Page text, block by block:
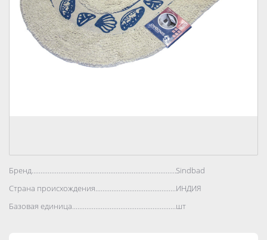
Бренд..................................................................................Sindbad
Страна происхождения..................................................................................
ИНДИЯ
Базовая единица..................................................................................
шт